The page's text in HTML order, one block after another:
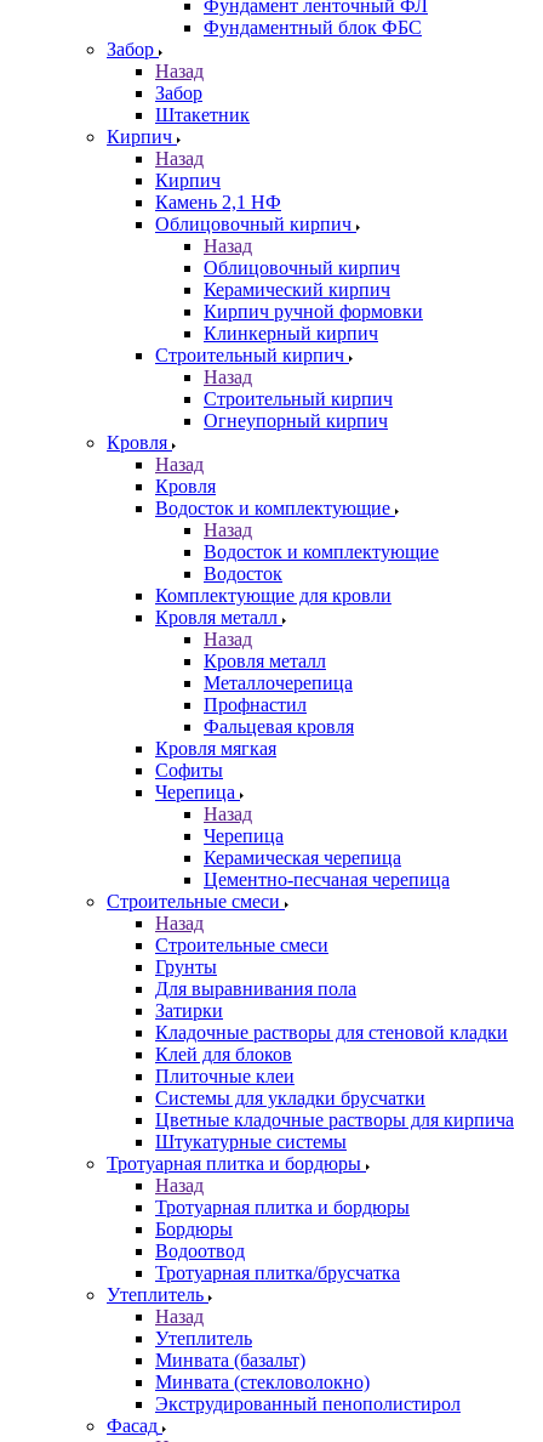
Фундамент ленточный ФЛ
Фундаментный блок ФБС
Забор
Назад
Забор
Штакетник
Кирпич
Назад
Кирпич
Камень 2,1 НФ
Облицовочный кирпич
Назад
Облицовочный кирпич
Керамический кирпич
Кирпич ручной формовки
Клинкерный кирпич
Строительный кирпич
Назад
Строительный кирпич
Огнеупорный кирпич
Кровля
Назад
Кровля
Водосток и комплектующие
Назад
Водосток и комплектующие
Водосток
Комплектующие для кровли
Кровля металл
Назад
Кровля металл
Металлочерепица
Профнастил
Фальцевая кровля
Кровля мягкая
Софиты
Черепица
Назад
Черепица
Керамическая черепица
Цементно-песчаная черепица
Строительные смеси
Назад
Строительные смеси
Грунты
Для выравнивания пола
Затирки
Кладочные растворы для стеновой кладки
Клей для блоков
Плиточные клеи
Системы для укладки брусчатки
Цветные кладочные растворы для кирпича
Штукатурные системы
Тротуарная плитка и бордюры
Назад
Тротуарная плитка и бордюры
Бордюры
Водоотвод
Тротуарная плитка/брусчатка
Утеплитель
Назад
Утеплитель
Минвата (базальт)
Минвата (стекловолокно)
Экструдированный пенополистирол
Фасад